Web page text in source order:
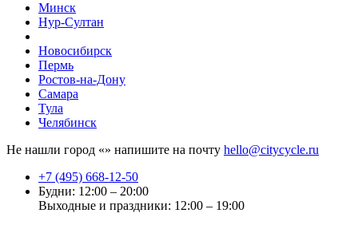
Минск
Нур-Султан
Новосибирск
Пермь
Ростов-на-Дону
Самара
Тула
Челябинск
Не нашли город «» напишите на почту hello@citycycle.ru
+7 (495) 668-12-50
Будни: 12:00 – 20:00
Выходные и праздники: 12:00 – 19:00